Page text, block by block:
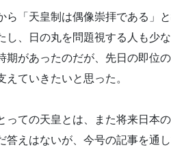
ら「天皇制は偶像崇拝である」
し、日 の丸を問題視する人も少
期があったのだが、先日の即位
えていきたいと思った。
っての天皇とは、また将来日本
答えはないが、今号の記事を通